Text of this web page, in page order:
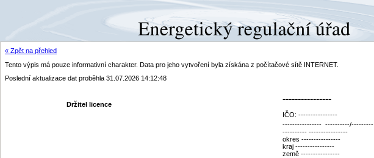
« Zpět na přehled
Tento výpis má pouze informativní charakter. Data pro jeho vytvoření byla získána z počítačové sítě INTERNET.
Poslední aktualizace dat proběhla 31.07.2026 14:12:48
Držitel licence
----------------
IČO: ----------------
---------------- ----------/---------
---------- ----------------
okres ----------------
kraj ----------------
země ----------------